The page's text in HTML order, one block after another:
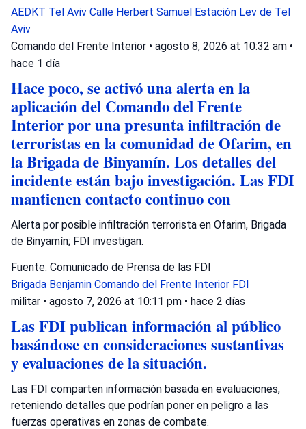
AEDKT Tel Aviv Calle Herbert Samuel Estación Lev de Tel
Aviv
Comando del Frente Interior • agosto 8, 2026 at 10:32 am •
hace 1 día
Hace poco, se activó una alerta en la
aplicación del Comando del Frente
Interior por una presunta infiltración de
terroristas en la comunidad de Ofarim, en
la Brigada de Binyamín. Los detalles del
incidente están bajo investigación. Las FDI
mantienen contacto continuo con
Alerta por posible infiltración terrorista en Ofarim, Brigada
de Binyamín; FDI investigan.
Fuente: Comunicado de Prensa de las FDI
Brigada Benjamin Comando del Frente Interior FDI
militar • agosto 7, 2026 at 10:11 pm • hace 2 días
Las FDI publican información al público
basándose en consideraciones sustantivas
y evaluaciones de la situación.
Las FDI comparten información basada en evaluaciones,
reteniendo detalles que podrían poner en peligro a las
fuerzas operativas en zonas de combate.